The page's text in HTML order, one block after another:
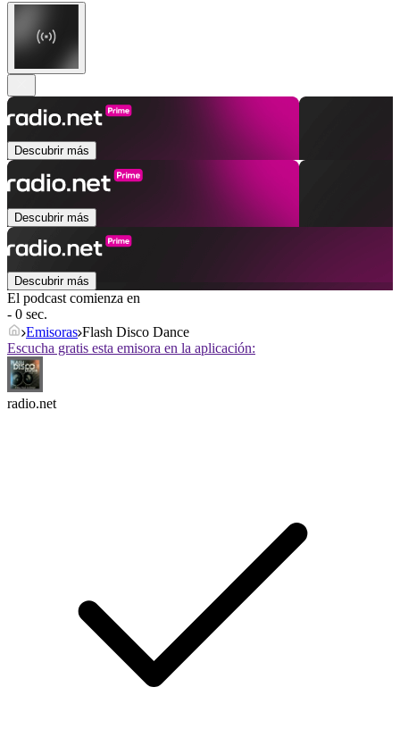
Descubrir más
Descubrir más
Descubrir más
El podcast comienza en
- 0 sec.
Emisoras Flash Disco Dance
Escucha gratis esta emisora en la aplicación:
radio.net